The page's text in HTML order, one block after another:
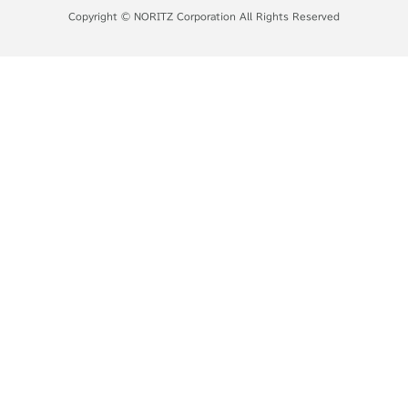
Copyright © NORITZ Corporation All Rights Reserved